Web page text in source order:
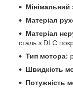
Мінімальний
Матеріал
Матеріал
сталь з DLC
Тип мотора:
Швидкість
Потужність